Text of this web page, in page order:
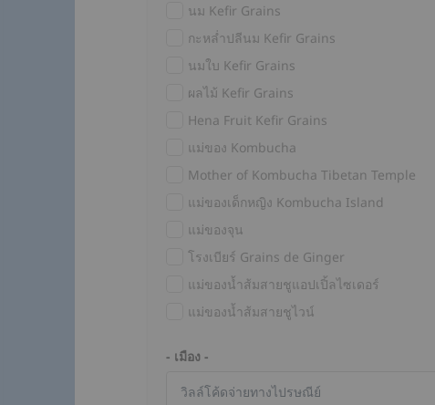
นม Kefir Grains
กะหล่ำปลีนม Kefir Grains
นมใบ Kefir Grains
ผลไม้ Kefir Grains
Hena Fruit Kefir Grains
แม่ของ Kombucha
Mother of Kombucha Tibetan Temple
แม่ของเด็กหญิง Kombucha Island
แม่ของจุน
โรงเบียร์ Grains de Ginger
แม่ของน้ำส้มสายชูแอปเปิ้ลไซเดอร์
แม่ของน้ำส้มสายชูไวน์
- เมือง -